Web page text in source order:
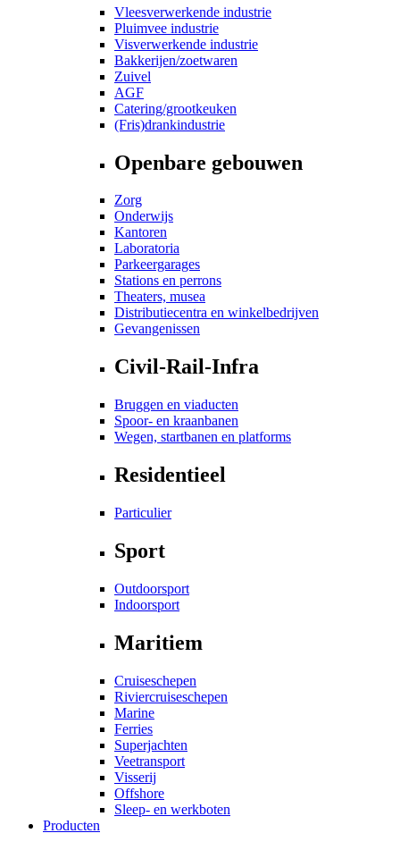
Vleesverwerkende industrie
Pluimvee industrie
Visverwerkende industrie
Bakkerijen/zoetwaren
Zuivel
AGF
Catering/grootkeuken
(Fris)drankindustrie
Openbare gebouwen
Zorg
Onderwijs
Kantoren
Laboratoria
Parkeergarages
Stations en perrons
Theaters, musea
Distributiecentra en winkelbedrijven
Gevangenissen
Civil-Rail-Infra
Bruggen en viaducten
Spoor- en kraanbanen
Wegen, startbanen en platforms
Residentieel
Particulier
Sport
Outdoorsport
Indoorsport
Maritiem
Cruiseschepen
Riviercruiseschepen
Marine
Ferries
Superjachten
Veetransport
Visserij
Offshore
Sleep- en werkboten
Producten